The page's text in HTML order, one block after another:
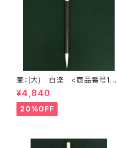
筆：(大) 白楽 <商品番号108
3>
¥4,840
20%OFF